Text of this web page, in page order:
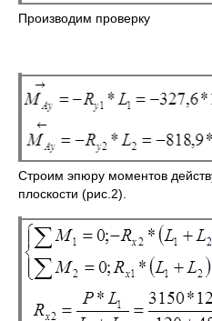
Производим проверку
Строим эпюру моментов
плоскости (рис.2).